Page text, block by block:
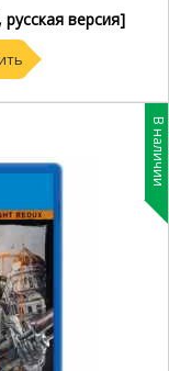
версия]
В наличии